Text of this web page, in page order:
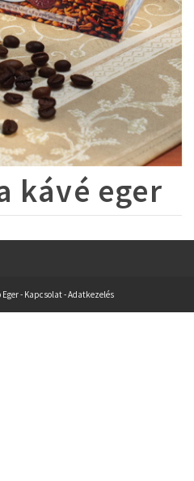
kávé eger
- Kapcsolat-Adatkezelés